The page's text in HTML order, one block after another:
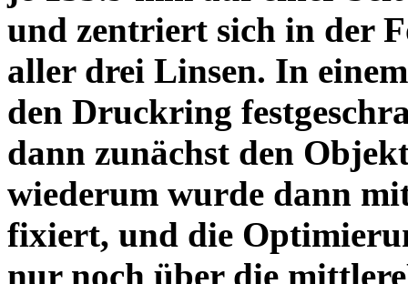
und zentriert sich in der
aller drei Linsen. In
den Druckring
dann zunächst den
wiederum wurde dann
fixiert, und die
nur noch über die